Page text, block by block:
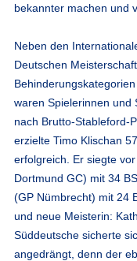
bekannter machen und
Neben den
Deutschen
waren Spielerinnen und
nach Brutto-Stableford-
erzielte Timo Klischan
erfolgreich. Er siegte
Dortmund GC) mit 34
(GP Nümbrecht) mit 24
und neue Meisterin:
Süddeutsche sicherte
angedrängt, denn der